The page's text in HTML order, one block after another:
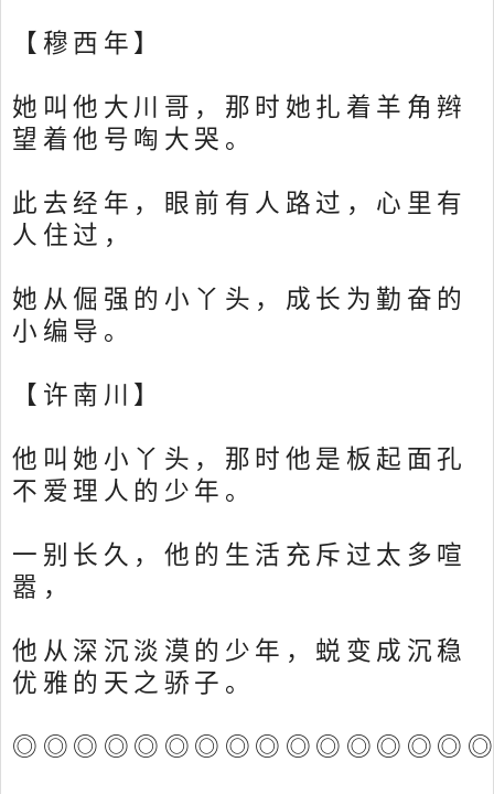
【穆西年】
她叫他大川哥，那时她扎着羊角辫
望着他号啕大哭。
此去经年，眼前有人路过，心里有
人住过，
她从倔强的小丫头，成长为勤奋的
小编导。
【许南川】
他叫她小丫头，那时他是板起面孔
不爱理人的少年。
一别长久，他的生活充斥过太多喧
嚣，
他从深沉淡漠的少年，蜕变成沉稳
优雅的天之骄子。